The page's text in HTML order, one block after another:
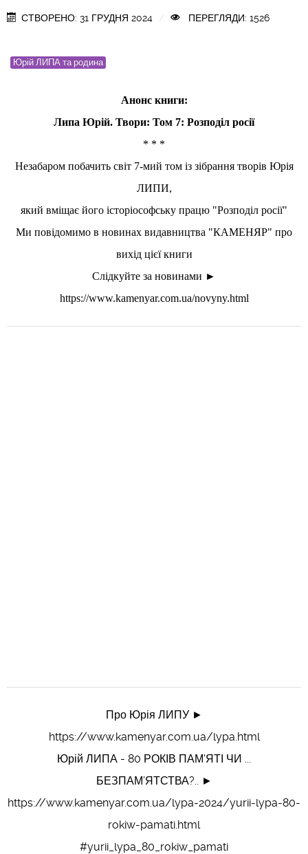
СТВОРЕНО: 31 ГРУДНЯ 2024 ПЕРЕГЛЯДИ: 1526
Юрій ЛИПА та родина
Анонс книги:
Липа Юрій. Твори: Том 7: Розподіл росії
* * *
Незабаром побачить світ 7-мий том із зібрання творів Юрія
ЛИПИ,
який вміщає його історіософську працю "Розподіл росії"
Ми повідомимо в новинах видавництва "КАМЕНЯР" про
вихід цієї книги
Слідкуйте за новинами ►
https://www.kamenyar.com.ua/novyny.html
Про Юрія ЛИПУ ►
https://www.kamenyar.com.ua/lypa.html
Юрій ЛИПА - 80 РОКІВ ПАМ'ЯТІ ЧИ ...
БЕЗПАМ’ЯТСТВА?.. ►
https://www.kamenyar.com.ua/lypa-2024/yurii-lypa-80-
rokiw-pamati.html
#yurii_lypa_80_rokiw_pamati